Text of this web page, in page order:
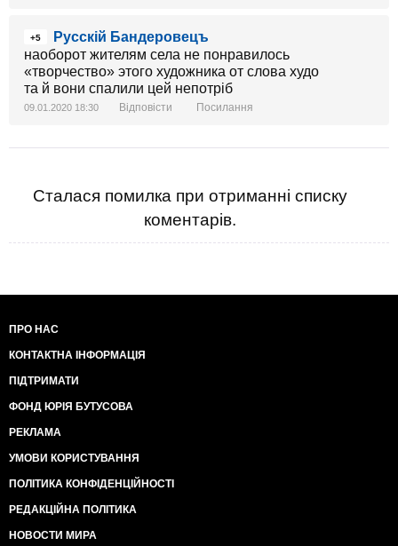
+5
Русскiй Бандеровецъ
наоборот жителям села не понравилось
«творчество» этого художника от слова худо
та й вони спалили цей непотріб
09.01.2020 18:30 Відповісти Посилання
Сталася помилка при отриманні списку
коментарів.
ПРО НАС
КОНТАКТНА ІНФОРМАЦІЯ
ПІДТРИМАТИ
ФОНД ЮРІЯ БУТУСОВА
РЕКЛАМА
УМОВИ КОРИСТУВАННЯ
ПОЛІТИКА КОНФІДЕНЦІЙНОСТІ
РЕДАКЦІЙНА ПОЛІТИКА
НОВОСТИ МИРА